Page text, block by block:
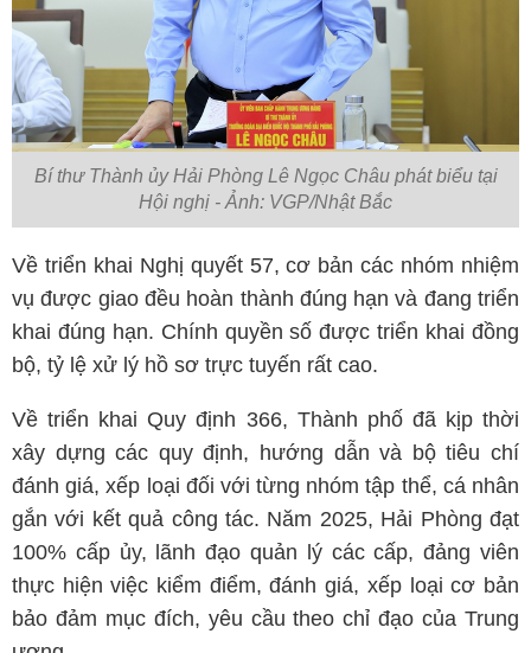
Bí thư Thành ủy Hải Phòng Lê Ngọc Châu phát biểu tại
Hội nghị - Ảnh: VGP/Nhật Bắc
Về triển khai Nghị quyết 57, cơ bản các nhóm nhiệm
vụ được giao đều hoàn thành đúng hạn và đang triển
khai đúng hạn. Chính quyền số được triển khai đồng
bộ, tỷ lệ xử lý hồ sơ trực tuyến rất cao.
Về triển khai Quy định 366, Thành phố đã kịp thời
xây dựng các quy định, hướng dẫn và bộ tiêu chí
đánh giá, xếp loại đối với từng nhóm tập thể, cá nhân
gắn với kết quả công tác. Năm 2025, Hải Phòng đạt
100% cấp ủy, lãnh đạo quản lý các cấp, đảng viên
thực hiện việc kiểm điểm, đánh giá, xếp loại cơ bản
bảo đảm mục đích, yêu cầu theo chỉ đạo của Trung